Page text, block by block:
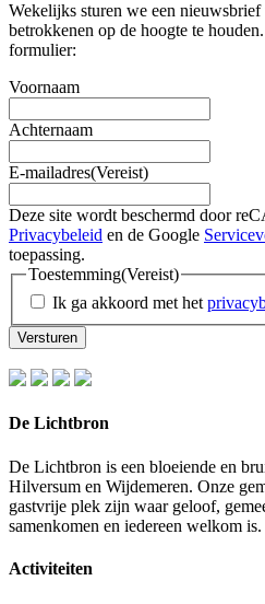
Wekelijks sturen we een
betrokkenen op de hoogte te
formulier:
Voornaam
Achternaam
E-mailadres(Vereist)
Deze site wordt beschermd door
Privacybeleid en de Google
toepassing.
Toestemming(Vereist)
Ik ga akkoord met het
Versturen
De Lichtbron
De Lichtbron is een bloeiende en
Hilversum en Wijdemeren. Onze
gastvrije plek zijn waar geloof,
samenkomen en iedereen welkom is.
Activiteiten